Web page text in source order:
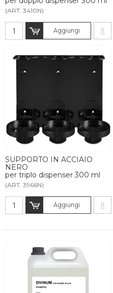
(ART. 3410N)
Aggiungi
SUPPORTO IN ACCIAIO
NERO
per triplo dispenser 300 ml
(ART. 3966N)
Aggiungi